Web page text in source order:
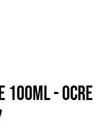
100ML - OCRE